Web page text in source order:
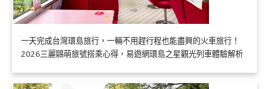
一天完成台灣環島旅行，一輛不用趕行程也能盡興的火車旅行！
2026三麗鷗萌旅號搭乘心得，易遊網環島之星觀光列車體驗解析